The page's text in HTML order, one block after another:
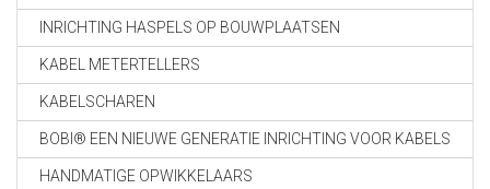
INRICHTING HASPELS OP BOUWPLAATSEN
KABEL METERTELLERS
KABELSCHAREN
BOBI® EEN NIEUWE GENERATIE INRICHTING VOOR KABELS
HANDMATIGE OPWIKKELAARS